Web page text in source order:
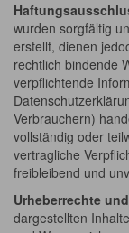
wurden sorgfältig
erstellt, dienen
rechtlich bindende
verpflichtende
Verbrauchern)
vollständig oder
vertragliche
freibleibend und
Urheberrechte
dargestellten